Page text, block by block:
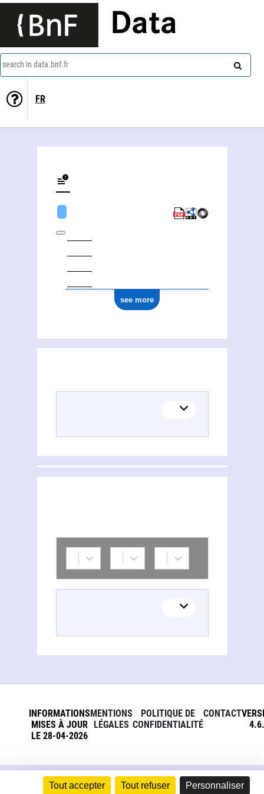
Tout accepter Tout refuser Personnaliser
Data
search in data.bnf.fr
FR
see more
INFORMATIONS
MISES À JOUR
LE 28-04-2026
MENTIONS
LÉGALES
POLITIQUE DE
CONFIDENTIALITÉ
CONTACT